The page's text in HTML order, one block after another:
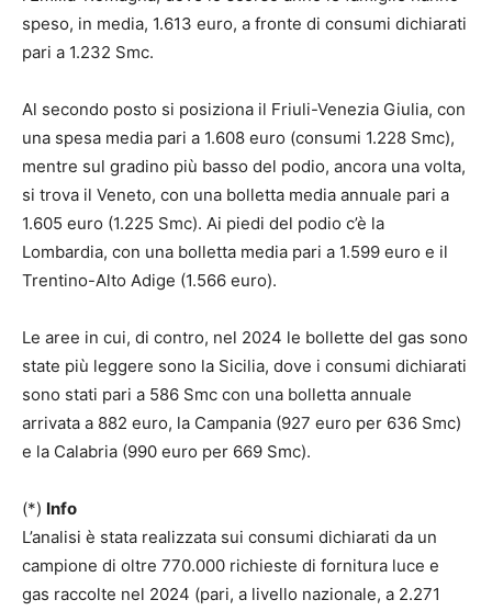
speso, in media, 1.613 euro, a fronte di consumi dichiarati
pari a 1.232 Smc.
Al secondo posto si posiziona il Friuli-Venezia Giulia, con
una spesa media pari a 1.608 euro (consumi 1.228 Smc),
mentre sul gradino più basso del podio, ancora una volta,
si trova il Veneto, con una bolletta media annuale pari a
1.605 euro (1.225 Smc). Ai piedi del podio c’è la
Lombardia, con una bolletta media pari a 1.599 euro e il
Trentino-Alto Adige (1.566 euro).
Le aree in cui, di contro, nel 2024 le bollette del gas sono
state più leggere sono la Sicilia, dove i consumi dichiarati
sono stati pari a 586 Smc con una bolletta annuale
arrivata a 882 euro, la Campania (927 euro per 636 Smc)
e la Calabria (990 euro per 669 Smc).
(*) Info
L’analisi è stata realizzata sui consumi dichiarati da un
campione di oltre 770.000 richieste di fornitura luce e
gas raccolte nel 2024 (pari, a livello nazionale, a 2.271